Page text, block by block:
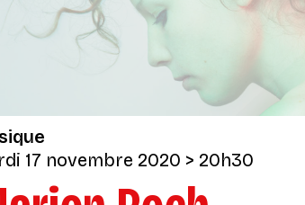
17 novembre 2020 > 20h30